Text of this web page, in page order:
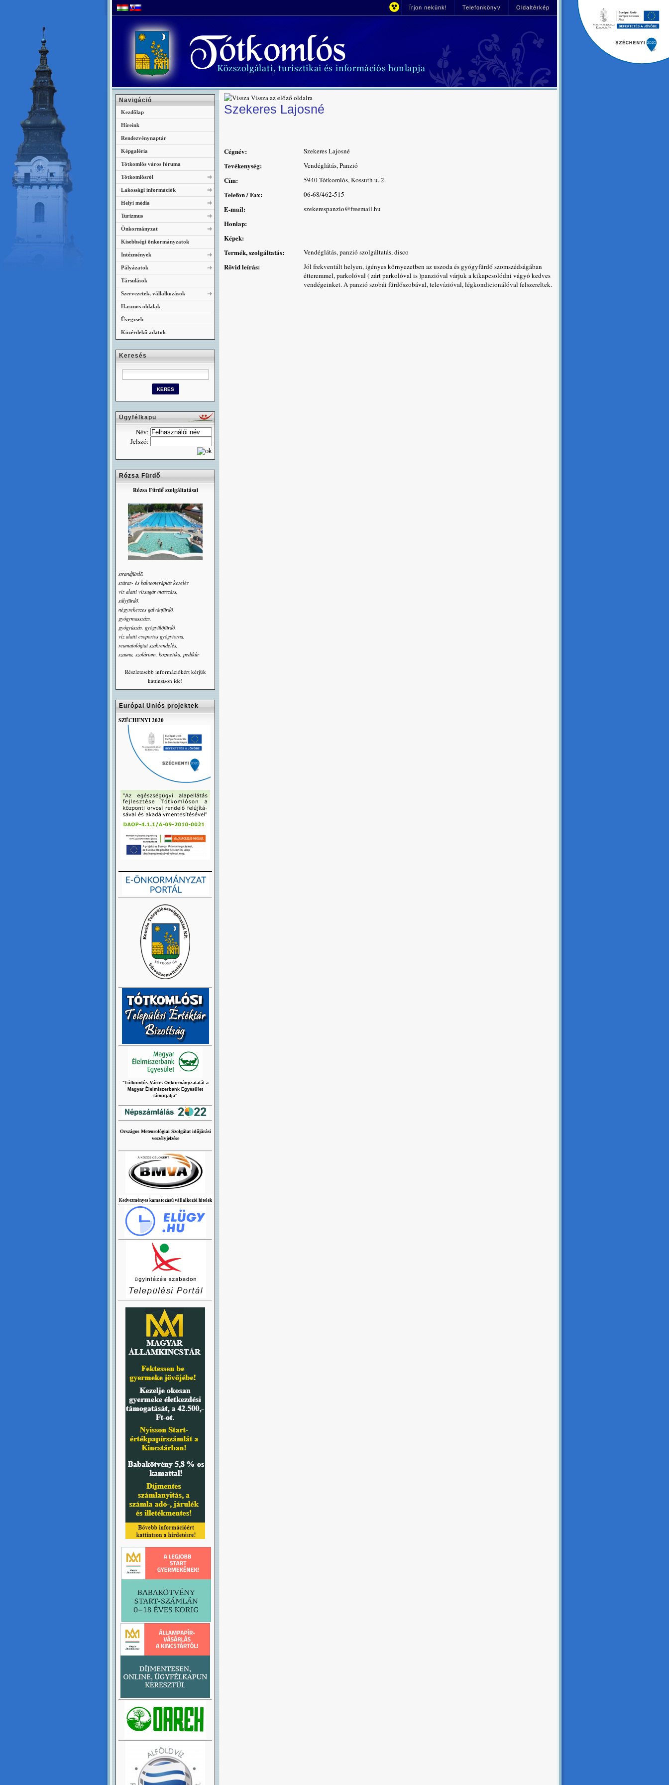
Írjon nekünk! Telefonkönyv Oldaltérkép
Vissza az előző oldalra
Szekeres Lajosné
Cégnév: Szekeres Lajosné
Tevékenység: Vendéglátás, Panzió
Cím: 5940 Tótkomlós, Kossuth u. 2.
Telefon / Fax: 06-68/462-515
E-mail: szekerespanzio@freemail.hu
Honlap:
Képek:
Termék, szolgáltatás:
Vendéglátás, panzió szolgáltatás, disco
Rövid leírás:
Jól frekventált helyen, igényes környezetben az uszoda és gyógyfürdő szomszédságában
étteremmel, parkolóval ( zárt parkolóval is )panzióval várjuk a kikapcsolódni vágyó kedves
vendégeinket. A panzió szobái fürdőszobával, televízióval, légkondicionálóval felszereltek.
Navigáció
Kezdőlap
Híreink
Rendezvénynaptár
Képgaléria
Tótkomlós város fóruma
Tótkomlósról
Lakossági információk
Helyi média
Turizmus
Önkormányzat
Kisebbségi önkormányzatok
Intézmények
Pályázatok
Társulások
Szervezetek, vállalkozások
Hasznos oldalak
Üvegzseb
Közérdekű adatok
Keresés
Ügyfélkapu
Név:
Jelszó:
Rózsa Fürdő
Rózsa Fürdő szolgáltatásai
strandfürdõ,
száraz- és balneoterápiás kezelés
víz alatti vízsugár masszázs,
súlyfürdõ,
négyrekeszes galvánfürdõ,
gyógymasszázs,
gyógyúszás, gyógyülõfürdő,
víz alatti csoportos gyógytorna,
reumatológiai szakrendelés,
szauna, szolárium, kozmetika, pedikûr
Részletesebb információkért kérjük
kattinstson ide!
Európai Uniós projektek
SZÉCHENYI 2020
"Tótkomlós Város Önkormányzatatát a
Magyar Élelmiszerbank Egyesület
támogatja"
Országos Meteorológiai Szolgálat időjárási
veszélyjelzése
Kedvezményes kamatozású vállalkozói hitelek